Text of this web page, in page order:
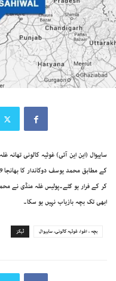
ابھی تک بچہ بازیاب نہیں ہو سکا۔
ٹیگز بچہ ، اغوا، غوثیہ کالونی، ساہیوال